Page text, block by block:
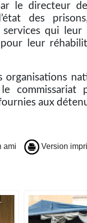
le directeur
des
qui
leur
organisations
le
aux
ami Version